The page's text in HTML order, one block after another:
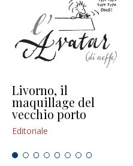
Livorno, il
maquillage del
vecchio porto
Editoriale